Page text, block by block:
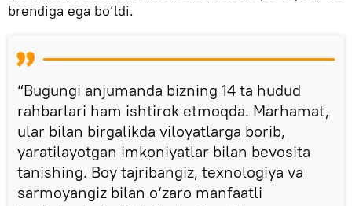
brendiga ega bo‘ldi.
“Bugungi anjumanda bizning 14 ta hudud
rahbarlari ham ishtirok etmoqda. Marhamat,
ular bilan birgalikda viloyatlarga borib,
yaratilayotgan imkoniyatlar bilan bevosita
tanishing. Boy tajribangiz, texnologiya va
sarmoyangiz bilan o‘zaro manfaatli